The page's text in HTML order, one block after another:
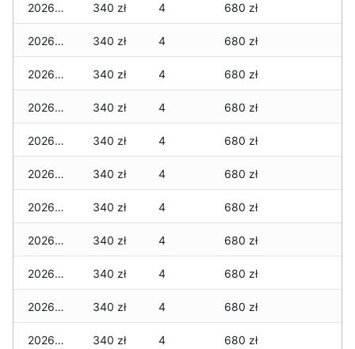
2026-08-04 340 zł 4 680 zł
2026-08-03 340 zł 4 680 zł
2026-08-02 340 zł 4 680 zł
2026-08-01 340 zł 4 680 zł
2026-07-31 340 zł 4 680 zł
2026-07-29 340 zł 4 680 zł
2026-07-28 340 zł 4 680 zł
2026-07-27 340 zł 4 680 zł
2026-07-26 340 zł 4 680 zł
2026-07-24 340 zł 4 680 zł
2026-07-23 340 zł 4 680 zł